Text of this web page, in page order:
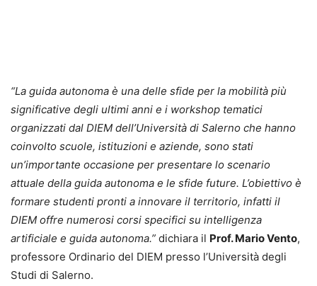
“La guida autonoma è una delle sfide per la mobilità più
significative degli ultimi anni e i workshop tematici
organizzati dal DIEM dell’Università di Salerno che hanno
coinvolto scuole, istituzioni e aziende, sono stati
un’importante occasione per presentare lo scenario
attuale della guida autonoma e le sfide future. L’obiettivo è
formare studenti pronti a innovare il territorio, infatti il
DIEM offre numerosi corsi specifici su intelligenza
artificiale e guida autonoma.” dichiara il Prof. Mario Vento,
professore Ordinario del DIEM presso l’Università degli
Studi di Salerno.